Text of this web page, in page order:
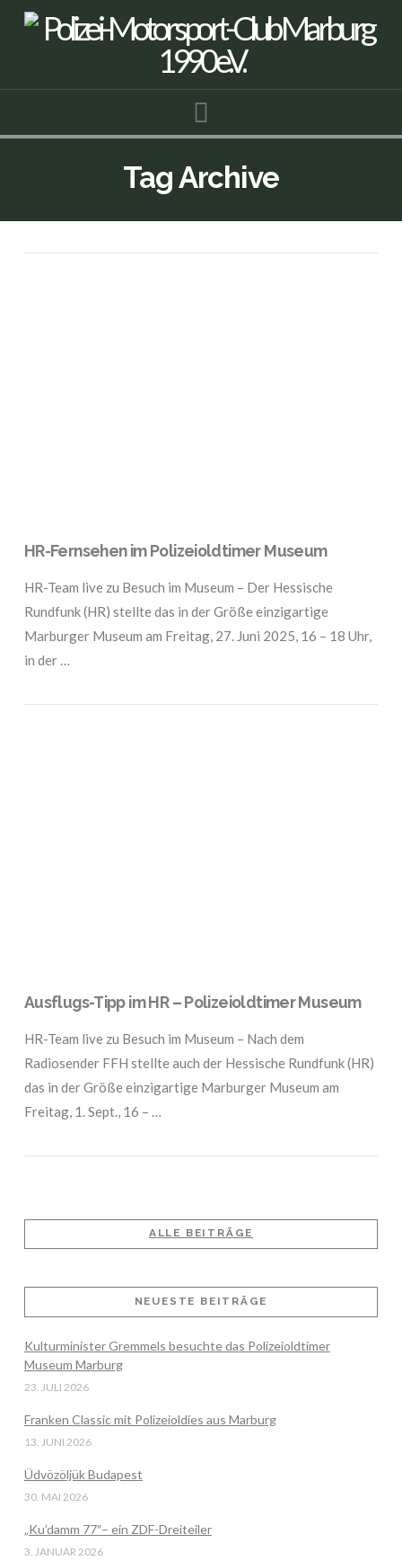
Tag Archive
HR-Fernsehen im Polizeioldtimer Museum
HR-Team live zu Besuch im Museum – Der Hessische
Rundfunk (HR) stellte das in der Größe einzigartige
Marburger Museum am Freitag, 27. Juni 2025, 16 – 18 Uhr,
in der …
Ausflugs-Tipp im HR – Polizeioldtimer Museum
HR-Team live zu Besuch im Museum – Nach dem
Radiosender FFH stellte auch der Hessische Rundfunk (HR)
das in der Größe einzigartige Marburger Museum am
Freitag, 1. Sept., 16 – …
ALLE BEITRÄGE
NEUESTE BEITRÄGE
Kulturminister Gremmels besuchte das Polizeioldtimer
Museum Marburg
23. JULI 2026
Franken Classic mit Polizeioldies aus Marburg
13. JUNI 2026
Üdvözöljük Budapest
30. MAI 2026
„Ku’damm 77″– ein ZDF-Dreiteiler
3. JANUAR 2026